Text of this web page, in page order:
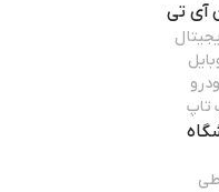
آی تی
تاپ